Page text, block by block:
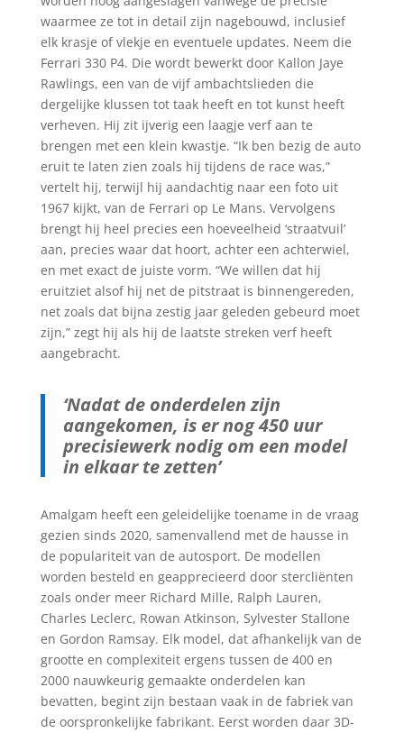
waarmee ze tot in detail zijn nagebouwd, inclusief
elk krasje of vlekje en eventuele updates. Neem die
Ferrari 330 P4. Die wordt bewerkt door Kallon Jaye
Rawlings, een van de vijf ambachtslieden die
dergelijke klussen tot taak heeft en tot kunst heeft
verheven. Hij zit ijverig een laagje verf aan te
brengen met een klein kwastje. “Ik ben bezig de auto
eruit te laten zien zoals hij tijdens de race was,”
vertelt hij, terwijl hij aandachtig naar een foto uit
1967 kijkt, van de Ferrari op Le Mans. Vervolgens
brengt hij heel precies een hoeveelheid ‘straatvuil’
aan, precies waar dat hoort, achter een achterwiel,
en met exact de juiste vorm. “We willen dat hij
eruitziet alsof hij net de pitstraat is binnengereden,
net zoals dat bijna zestig jaar geleden gebeurd moet
zijn,” zegt hij als hij de laatste streken verf heeft
aangebracht.
‘Nadat de onderdelen zijn
aangekomen, is er nog 450 uur
precisiewerk nodig om een model
in elkaar te zetten’
Amalgam heeft een geleidelijke toename in de vraag
gezien sinds 2020, samenvallend met de hausse in
de populariteit van de autosport. De modellen
worden besteld en geapprecieerd door stercliënten
zoals onder meer Richard Mille, Ralph Lauren,
Charles Leclerc, Rowan Atkinson, Sylvester Stallone
en Gordon Ramsay. Elk model, dat afhankelijk van de
grootte en complexiteit ergens tussen de 400 en
2000 nauwkeurig gemaakte onderdelen kan
bevatten, begint zijn bestaan vaak in de fabriek van
de oorspronkelijke fabrikant. Eerst worden daar 3D-